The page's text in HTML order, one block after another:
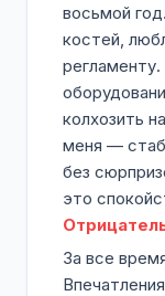
восьмой
костей,
колхозить
меня —
без
это
За все